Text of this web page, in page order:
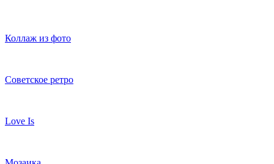
Коллаж из фото
Советское ретро
Love Is